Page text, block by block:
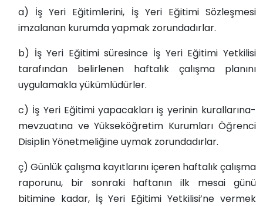
a) İş Yeri Eğitimlerini, İş Yeri Eğitimi Sözleşmesi
imzalanan kurumda yapmak zorundadırlar.
b) İş Yeri Eğitimi süresince İş Yeri Eğitimi Yetkilisi
tarafından belirlenen haftalık çalışma planını
uygulamakla yükümlüdürler.
c) İş Yeri Eğitimi yapacakları iş yerinin kurallarına-
mevzuatına ve Yükseköğretim Kurumları Öğrenci
Disiplin Yönetmeliğine uymak zorundadırlar.
ç) Günlük çalışma kayıtlarını içeren haftalık çalışma
raporunu, bir sonraki haftanın ilk mesai günü
bitimine kadar, İş Yeri Eğitimi Yetkilisi’ne vermek